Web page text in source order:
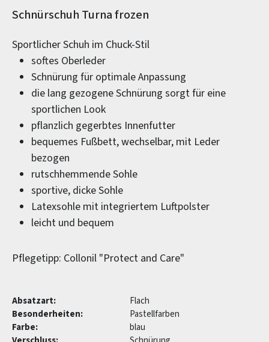
Produktinformationen
Schnürschuh Turna frozen
Sportlicher Schuh im Chuck-Stil
softes Oberleder
Schnürung für optimale Anpassung
die lang gezogene Schnürung sorgt für eine
sportlichen Look
pflanzlich gegerbtes Innenfutter
bequemes Fußbett, wechselbar, mit Leder
bezogen
rutschhemmende Sohle
sportive, dicke Sohle
Latexsohle mit integriertem Luftpolster
leicht und bequem
Pflegetipp: Collonil "Protect and Care"
Absatzart:
Flach
Besonderheiten:
Pastellfarben
Farbe:
blau